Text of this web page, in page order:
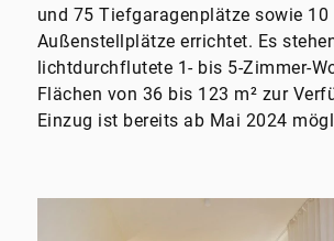
und 75 Tiefgaragenplätze sowie 10
Außenstellplätze errichtet. Es
lichtdurchflutete 1- bis 5-Zimmer-
Flächen von 36 bis 123 m² zur
Einzug ist bereits ab Mai 2024